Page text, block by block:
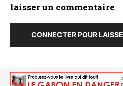
laisser un commentaire
CONNECTER POUR